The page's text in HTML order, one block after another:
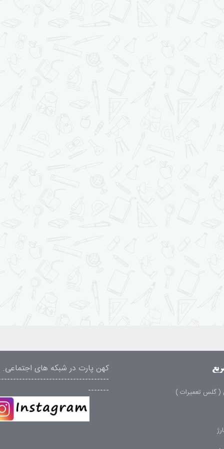
گلس تعمیرات )
کهن پارت در شبکه های اجتماعی.
-------